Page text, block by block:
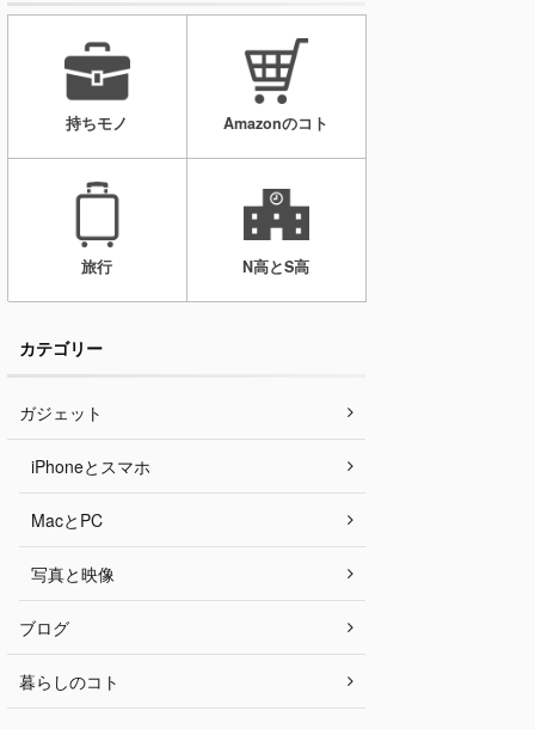
持ちモノ Amazonのコト
旅行 N高とS高
カテゴリー
ガジェット
iPhoneとスマホ
MacとPC
写真と映像
ブログ
暮らしのコト